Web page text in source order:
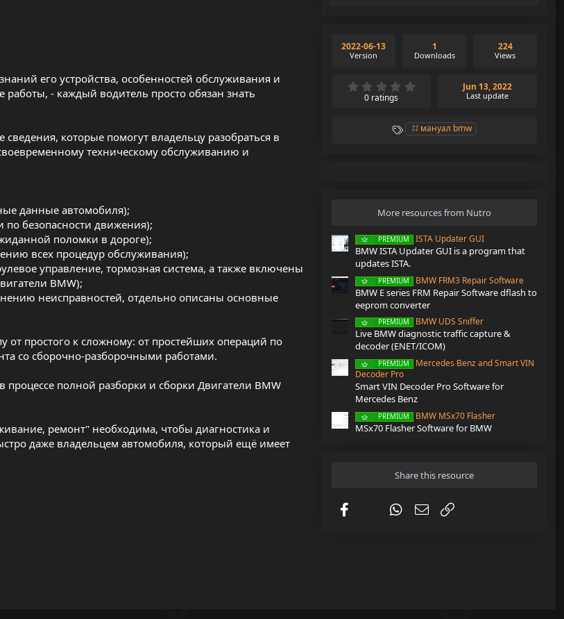
его устройства, особенностей обслуживания и
- каждый водитель просто обязан знать
которые помогут владельцу разобраться в
техническому обслуживанию и
данные автомобиля);
по безопасности движения);
поломки в дороге);
всех процедур обслуживания);
управление, тормозная система, а также включены
BMW);
неисправностей, отдельно описаны основные
простого к сложному: от простейших операций по
со сборочно-разборочными работами.
полной разборки и сборки Двигатели BMW
ремонт" необходима, чтобы диагностика и
даже владельцем автомобиля, который ещё имеет
2022-06-13
Version
1
Downloads
224
Views
s
t
0 ratings
Jun 13, 2022
Last update
T
a
мануал bmw
More resources from Nutro
PREMIUM ISTA Updater GUI
BMW ISTA Updater GUI is a program that
updates ISTA.
PREMIUM BMW FRM3 Repair Software
BMW E series FRM Repair Software dflash to
eeprom converter
PREMIUM BMW UDS Sniffer
Live BMW diagnostic traffic capture &
decoder (ENET/ICOM)
PREMIUM
Mercedes Benz and Smart VIN
Decoder Pro
Smart VIN Decoder Pro Software for
Mercedes Benz
PREMIUM BMW MSx70 Flasher
MSx70 Flasher Software for BMW
Share this resource
FacebookX (Twitter)WhatsApp
Email